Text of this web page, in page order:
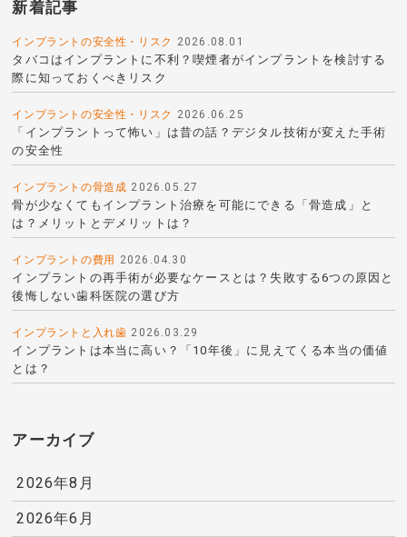
新着記事
インプラントの安全性・リスク 2026.08.01
タバコはインプラントに不利？喫煙者がインプラントを検討する
際に知っておくべきリスク
インプラントの安全性・リスク 2026.06.25
「インプラントって怖い」は昔の話？デジタル技術が変えた手術
の安全性
インプラントの骨造成 2026.05.27
骨が少なくてもインプラント治療を可能にできる「骨造成」と
は？メリットとデメリットは？
インプラントの費用 2026.04.30
インプラントの再手術が必要なケースとは？失敗する6つの原因と
後悔しない歯科医院の選び方
インプラントと入れ歯 2026.03.29
インプラントは本当に高い？「10年後」に見えてくる本当の価値
とは？
アーカイブ
2026年8月
2026年6月